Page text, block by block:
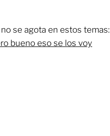
se agota en estos temas:
bueno eso se los voy